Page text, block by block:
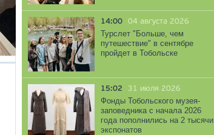
14:00 04 августа 2026
Турслет "Больше, чем
путешествие" в сентябре
пройдет в Тобольске
15:02 31 июля 2026
Фонды Тобольского музея-
заповедника с начала 2026
года пополнились на 2 тысячи
экспонатов